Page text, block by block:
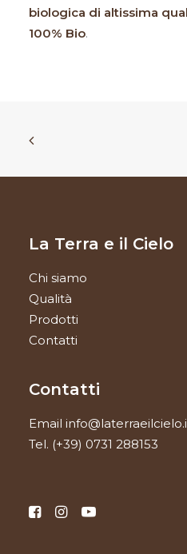
biologica di altissima
100% Bio.
La Terra e il Cielo
Chi siamo
Qualità
Prodotti
Contatti
Contatti
Email
Tel. (+39) 0731 288153